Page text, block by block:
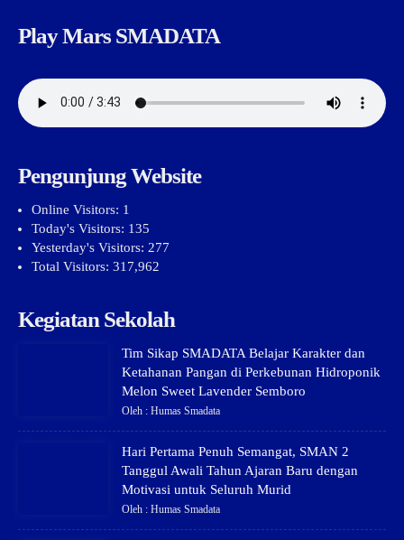
Play Mars SMADATA
Pengunjung Website
Online Visitors: 1
Today's Visitors: 135
Yesterday's Visitors: 277
Total Visitors: 317,962
Kegiatan Sekolah
Tim Sikap SMADATA Belajar Karakter dan
Ketahanan Pangan di Perkebunan Hidroponik
Melon Sweet Lavender Semboro
Oleh : Humas Smadata
Hari Pertama Penuh Semangat, SMAN 2
Tanggul Awali Tahun Ajaran Baru dengan
Motivasi untuk Seluruh Murid
Oleh : Humas Smadata